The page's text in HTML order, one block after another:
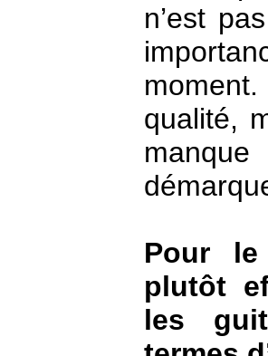
n’est
qualité,
Pour le
plutôt
les